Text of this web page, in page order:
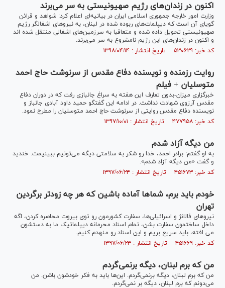
اکنون در زندان‌های رژیم صهیونیستی به سر می‌برند
وزارت امور خارجه جمهوری اسلامی ایران در بیانیه‌ای اعلام کرد: شواهد و قرائن
گویای آن است که دیپلمات‌های ربوده شده در لبنان، به نیرو‌های اشغالگر رژیم
صهیونیستی تحویل داده شده و متعاقبا به سرزمین‌های اشغالی منتقل شده اند
و اکنون در زندان‌های این رژیم نامشروع به سر می‌برند.
کد خبر: ۵۳۰۶۲۹ تاریخ انتشار : ۱۳۹۸/۰۴/۱۴
روایت رزمنده و نویسنده دفاع مقدس از سرنوشت حاج احمد
متوسلیان + فیلم
خبرگزاری میزان-بدون تعارف این هفته به سراغ جانبازی رفت که در دوران دفاع
مقدس آرزوی شهادت نداشت. در ادامه این گفتگو حمید داود آبادی جانباز و
نویسنده دفاع مقدس روایتی از سرنوشت حاج احمد متوسلیان را مطرح نمود.
کد خبر: ۴۷۷۹۵۸ تاریخ انتشار : ۱۳۹۷/۱۰/۰۱
من دیگه آزاد شدم
به او گفتم: برادر احمد، خدا رو شکر به سلامتی دیگه می‌تونیم ببینیمت. خندید
و گفت «من دیگه آزاد شدم».
کد خبر: ۴۵۱۶۷۳ تاریخ انتشار : ۱۳۹۷/۰۶/۲۴
خودم باید برم، شماها آماده باشین که هر چه زودتر برگردین
تهران
نیروهای فالانژ و اسرائیلی‌ها، سفارت کشورمون رو توی بیروت محاصره کردن، اگه
داخل ساختمون سفارت بشن، تمام اسناد محرمانه‌ دیپلماتیک ما به دستشون
می افته، باید سریع بریم و این اسناد رو منهدم کنیم.
کد خبر: ۴۵۱۶۶۹ تاریخ انتشار : ۱۳۹۷/۰۶/۲۳
من که برم لبنان، دیگه برنمی‌گردم
من که برم لبنان، دیگه برنمی‌گردم. این‌ها باید به فکر خودشون باشن. من
می‌دونم که برم لبنان، دیگه بر نمی‌گردم.